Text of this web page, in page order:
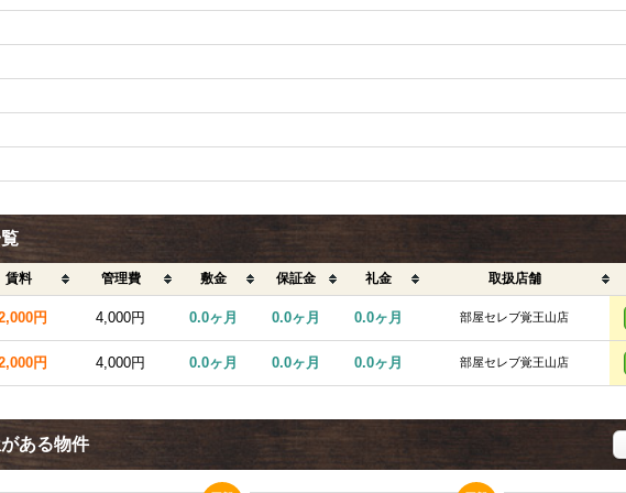
賃料 管理費 敷金 保証金 礼金 取扱店舗
円 4,000円 0.0ヶ月 0.0ヶ月 0.0ヶ月 部屋セレブ覚王山店
円 4,000円 0.0ヶ月 0.0ヶ月 0.0ヶ月 部屋セレブ覚王山店
ある物件